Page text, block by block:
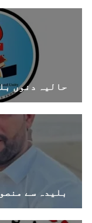
تنظیم کے
عدالت
بلوچ
مرکزی ترجمان
کے قریب گھر سے